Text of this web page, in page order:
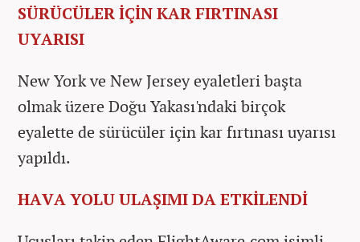
SÜRÜCÜLER İÇİN KAR FIRTINASI
UYARISI
New York ve New Jersey eyaletleri başta
olmak üzere Doğu Yakası'ndaki birçok
eyalette de sürücüler için kar fırtınası uyarısı
yapıldı.
HAVA YOLU ULAŞIMI DA ETKİLENDİ